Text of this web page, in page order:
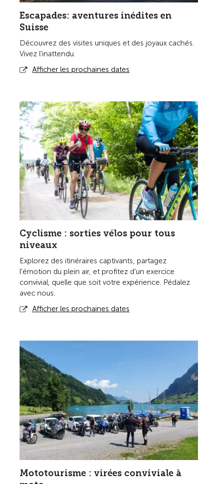
Escapades: aventures inédites en
Suisse
Découvrez des visites uniques et des joyaux cachés.
Vivez l'inattendu.
Afficher les prochaines dates
Cyclisme : sorties vélos pour tous
niveaux
Explorez des itinéraires captivants, partagez
l'émotion du plein air, et profitez d'un exercice
convivial, quelle que soit votre expérience. Pédalez
avec nous.
Afficher les prochaines dates
Mototourisme : virées conviviale à